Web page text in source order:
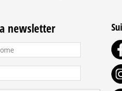
newsletter